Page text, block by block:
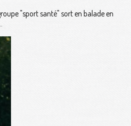
"sport santé" sort en balade en